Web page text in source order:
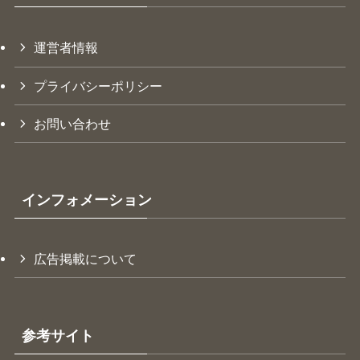
運営者情報
プライバシーポリシー
お問い合わせ
インフォメーション
広告掲載について
参考サイト